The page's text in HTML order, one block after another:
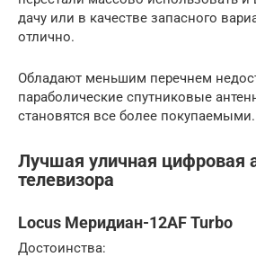
дачу или в качестве запасного
отлично.
Обладают меньшим перечнем
параболические спутниковые
становятся все более покупаемыми.
Лучшая уличная цифровая
телевизора
Locus Мeридиан-12AF Turbo
Достоинства: